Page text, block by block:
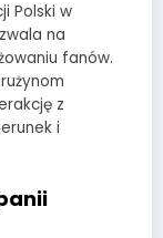
Polski w
na
fanów.
z
i